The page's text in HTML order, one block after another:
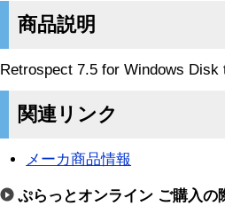
商品説明
Retrospect 7.5 for Windows
関連リンク
メーカ商品情報
ぷらっとオンライン ご購入の